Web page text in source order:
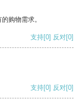
购物需求。
支持[0] 反对[0]
支持[0] 反对[0]